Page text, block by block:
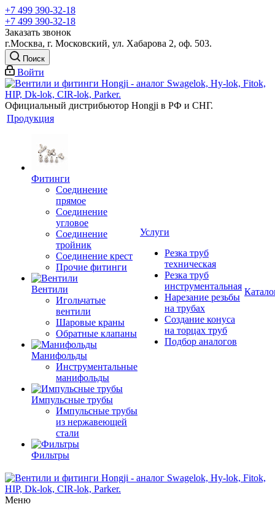
+7 499 390-32-18
+7 499 390-32-18
Заказать звонок
г.Москва, г. Московский, ул. Хабарова 2, оф. 503.
Поиск
Войти
Официальный дистрибьютор Hongji в РФ и СНГ.
Продукция
Фитинги
Соединение
прямое
Соединение
угловое
Соединение
тройник
Соединение крест
Прочие фитинги
Вентили
Игольчатые
вентили
Шаровые краны
Обратные клапаны
Манифольды
Инструментальные
манифольды
Импульсные трубы
Импульсные трубы
из нержавеющей
стали
Фильтры
Услуги
Резка труб
техническая
Резка труб
инструментальная
Нарезание резьбы
на трубах
Создание конуса
на торцах труб
Подбор аналогов
Меню